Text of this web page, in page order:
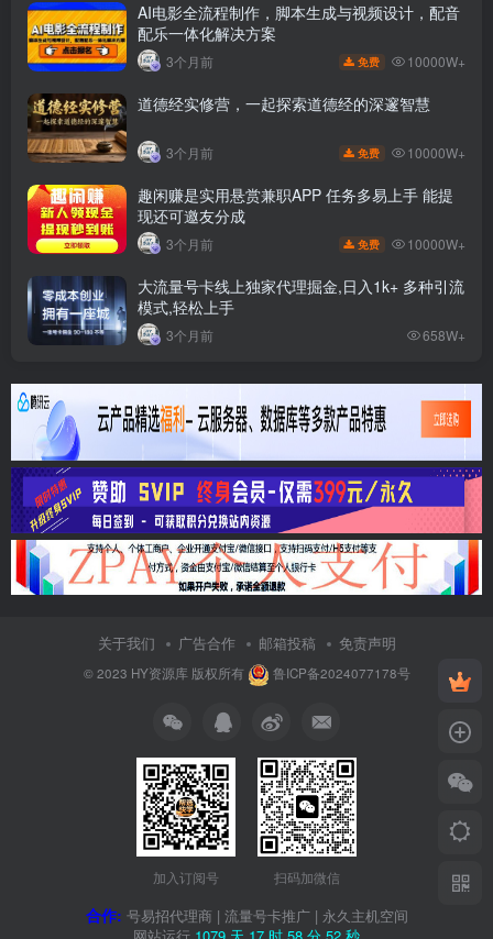
AI电影全流程制作，脚本生成与视频设计，配音
配乐一体化解决方案
3个月前 免费 10000W+
道德经实修营，一起探索道德经的深邃智慧
3个月前 免费 10000W+
趣闲赚是实用悬赏兼职APP 任务多易上手 能提
现还可邀友分成
3个月前 免费 10000W+
大流量号卡线上独家代理掘金,日入1k+ 多种引流
模式,轻松上手
3个月前 658W+
关于我们 广告合作 邮箱投稿 免责声明
© 2023 HY资源库版权所有 鲁ICP备2024077178号
加入订阅号 扫码加微信
合作: 号易招代理商 | 流量号卡推广| 永久主机空间